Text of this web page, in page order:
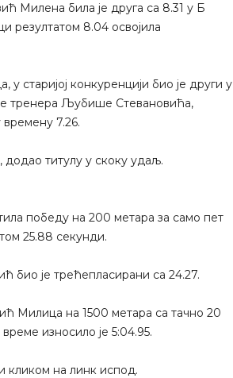
Милена била је друга са 8.31 у Б
резултатом 8.04 освојила
конкуренцији био је други у
тренера Љубише Стевановића,
7.26.
титулу у скоку удаљ.
победу на 200 метара за само пет
25.88 секунди.
био је трећепласирани са 24.27.
Милица на 1500 метара са тачно 20
износило је 5:04.95.
кликом на линк испод.